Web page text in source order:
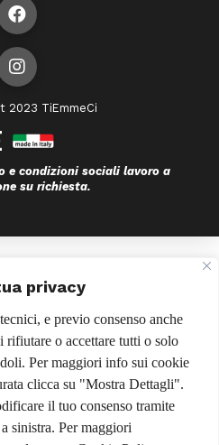
privacy
e previo consenso anche
o accettare tutti o solo
Per maggiori info sui cookie
clicca su "Mostra Dettagli".
il tuo consenso tramite
sinistra. Per maggiori
2023 TiEmmeCi
e condizioni sociali lavoro a
su richiesta.